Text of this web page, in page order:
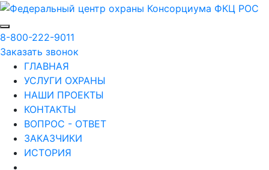
8-800-222-9011
Заказать звонок
ГЛАВНАЯ
УСЛУГИ ОХРАНЫ
НАШИ ПРОЕКТЫ
КОНТАКТЫ
ВОПРОС - ОТВЕТ
ЗАКАЗЧИКИ
ИСТОРИЯ